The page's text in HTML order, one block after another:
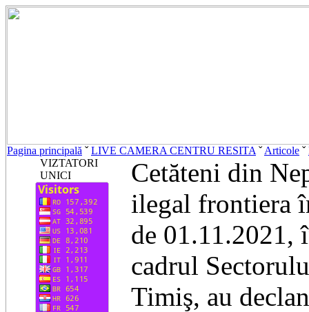
Pagina principală ˇLIVE CAMERA CENTRU RESITA ˇArticole ˇ
VIZTATORI
UNICI
Cetăteni din
ilegal frontiera
de
cadrul
Timiş, au